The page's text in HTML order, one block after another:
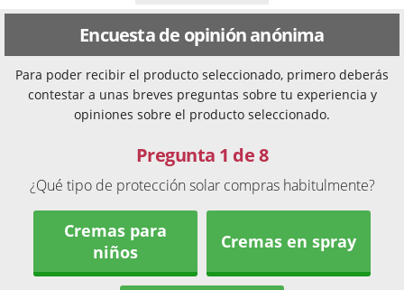
Encuesta de opinión anónima
Para poder recibir el producto seleccionado, primero deberás
contestar a unas breves preguntas sobre tu experiencia y
opiniones sobre el producto seleccionado.
Pregunta 1 de 8
¿Qué tipo de protección solar compras habitulmente?
Cremas para
niños
Cremas en spray